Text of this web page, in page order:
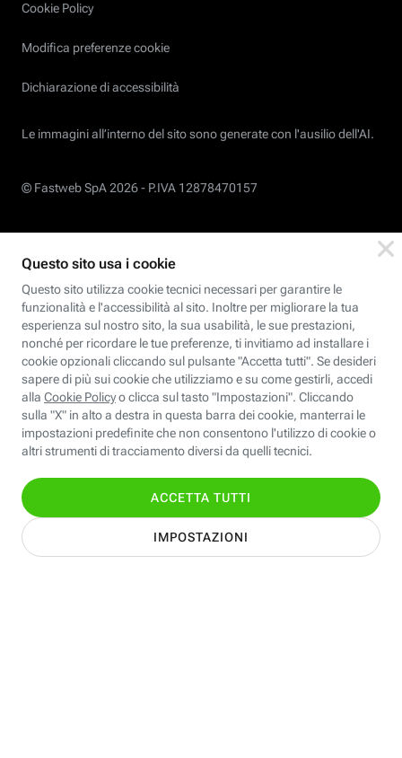
Cookie Policy
Modifica preferenze cookie
Dichiarazione di accessibilità
Le immagini all’interno del sito sono generate con l'ausilio dell'AI.
© Fastweb SpA 2026 - P.IVA 12878470157